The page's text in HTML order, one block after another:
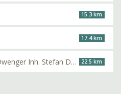
15.3 km
17.4 km
Beerdigungsinstitut Adolf Dwenger Inh. Stefan Dwenger 22.5 km